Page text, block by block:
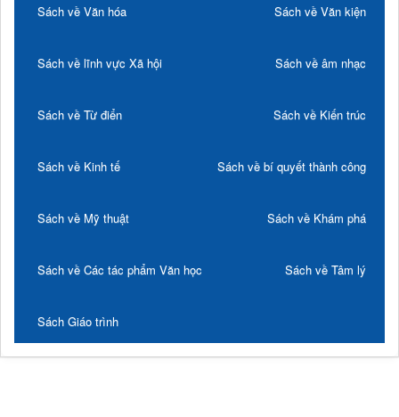
Sách về Văn hóa Sách về Văn kiện
Sách về lĩnh vực Xã hội Sách về âm nhạc
Sách về Từ điển Sách về Kiến trúc
Sách về Kinh tế Sách về bí quyết thành công
Sách về Mỹ thuật Sách về Khám phá
Sách về Các tác phẩm Văn học Sách về Tâm lý
Sách Giáo trình